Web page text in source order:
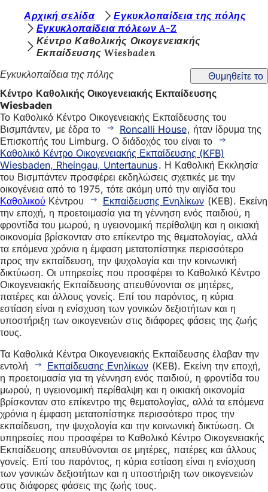
Μετάβαση στο περιεχόμενο
σ
κ
ε
σ
τ
ε
ε
δ
ώ
:
Αρχική σελίδα
Εγκυκλοπαίδεια της πόλης
Εγκυκλοπαίδεια πόλεων A-Z
Κέντρο Καθολικής Οικογενειακής
Εκπαίδευσης Wiesbaden
Εγκυκλοπαίδεια της πόλης
Θυμηθείτε το
Κέντρο Καθολικής Οικογενειακής Εκπαίδευσης
Wiesbaden
Το Καθολικό Κέντρο Οικογενειακής Εκπαίδευσης του
Βισμπάντεν, με έδρα το
Roncalli House, ήταν ίδρυμα της
Επισκοπής του Limburg. Ο διάδοχός του είναι το
Καθολικό Κέντρο Οικογενειακής Εκπαίδευσης (KFB)
Wiesbaden, Rheingau, Untertaunus. Η Καθολική Εκκλησία
του Βισμπάντεν προσφέρει εκδηλώσεις σχετικές με την
οικογένεια από το 1975, τότε ακόμη υπό την αιγίδα του
Καθολικού Κέντρου Εκπαίδευσης Ενηλίκων (KEB). Εκείνη
την εποχή, η προετοιμασία για τη γέννηση ενός παιδιού, η
φροντίδα του μωρού, η υγειονομική περίθαλψη και η οικιακή
οικονομία βρίσκονταν στο επίκεντρο της θεματολογίας, αλλά
τα επόμενα χρόνια η έμφαση μετατοπίστηκε περισσότερο
προς την εκπαίδευση, την ψυχολογία και την κοινωνική
δικτύωση. Οι υπηρεσίες που προσφέρει το Καθολικό Κέντρο
Οικογενειακής Εκπαίδευσης απευθύνονται σε μητέρες,
πατέρες και άλλους γονείς. Επί του παρόντος, η κύρια
εστίαση είναι η ενίσχυση των γονικών δεξιοτήτων και η
υποστήριξη των οικογενειών στις διάφορες φάσεις της ζωής
τους.
Τα Καθολικά Κέντρα Οικογενειακής Εκπαίδευσης έλαβαν την
εντολή
Εκπαίδευσης Ενηλίκων (KEB). Εκείνη την εποχή,
η προετοιμασία για τη γέννηση ενός παιδιού, η φροντίδα του
μωρού, η υγειονομική περίθαλψη και η οικιακή οικονομία
βρίσκονταν στο επίκεντρο της θεματολογίας, αλλά τα επόμενα
χρόνια η έμφαση μετατοπίστηκε περισσότερο προς την
εκπαίδευση, την ψυχολογία και την κοινωνική δικτύωση. Οι
υπηρεσίες που προσφέρει το Καθολικό Κέντρο Οικογενειακής
Εκπαίδευσης απευθύνονται σε μητέρες, πατέρες και άλλους
γονείς. Επί του παρόντος, η κύρια εστίαση είναι η ενίσχυση
των γονικών δεξιοτήτων και η υποστήριξη των οικογενειών
στις διάφορες φάσεις της ζωής τους.